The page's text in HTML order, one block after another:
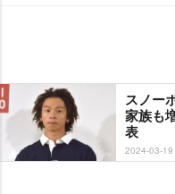
スノー
家族も
表
2024-03-19